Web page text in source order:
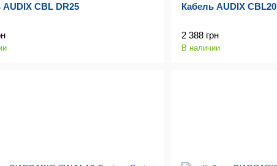
AUDIX CBL DR25 Кабель AUDIX CBL20
2 388 грн
В наличии